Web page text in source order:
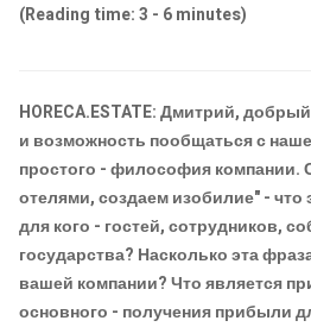
(Reading time: 3 - 6 minutes)
HORECA.ESTATE: Дмитрий,
и возможность пообщаться с
простого - философия компании.
отелями, создаем изобилие" - что
для кого - гостей, сотрудников,
государства? Насколько эта
вашей компании? Что является
основного - получения прибыли